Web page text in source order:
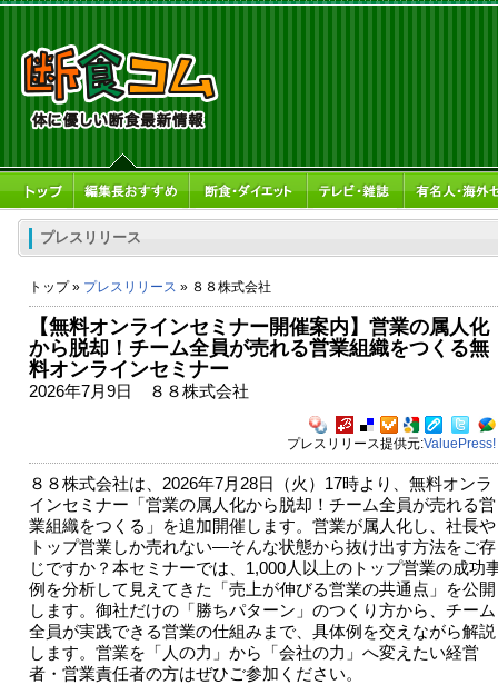
プレスリリース
トップ » プレスリリース » ８８株式会社
【無料オンラインセミナー開催案内】営業の属人化
から脱却！チーム全員が売れる営業組織をつくる無
料オンラインセミナー
2026年7月9日 ８８株式会社
プレスリリース提供元:ValuePress!
８８株式会社は、2026年7月28日（火）17時より、無料オンラ
インセミナー「営業の属人化から脱却！チーム全員が売れる営
業組織をつくる」を追加開催します。営業が属人化し、社長や
トップ営業しか売れない―そんな状態から抜け出す方法をご存
じですか？本セミナーでは、1,000人以上のトップ営業の成功
例を分析して見えてきた「売上が伸びる営業の共通点」を公開
します。御社だけの「勝ちパターン」のつくり方から、チーム
全員が実践できる営業の仕組みまで、具体例を交えながら解説
します。営業を「人の力」から「会社の力」へ変えたい経営
者・営業責任者の方はぜひご参加ください。